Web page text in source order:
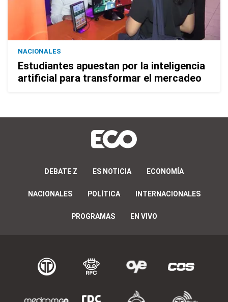
NACIONALES
Estudiantes apuestan por la inteligencia
artificial para transformar el mercadeo
DEBATE Z ES NOTICIA ECONOMÍA
NACIONALES POLÍTICA INTERNACIONALES
PROGRAMAS EN VIVO